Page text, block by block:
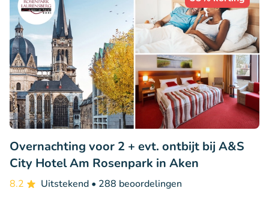
Overnachting voor 2 + evt. ontbijt bij A&S
City Hotel Am Rosenpark in Aken
8.2 Uitstekend • 288 beoordelingen